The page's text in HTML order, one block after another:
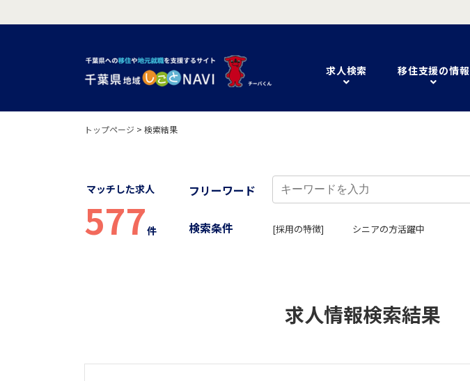
求人検索 移住支援の情報
トップページ > 検索結果
マッチした求人
577件
フリーワード
検索条件 [採用の特徴] シニアの方活躍中
求人情報検索結果